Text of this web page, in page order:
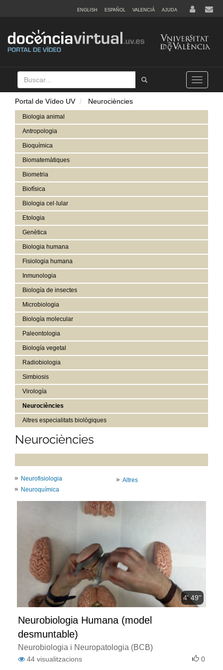
ENGLISH ESPAÑOL VALENCIÀ AJUDA
Buscar
Tramet
Toggle
navigation
Portal de Vídeo UV Neurociències
Biologia animal
Antropologia
Bioquímica
Biomatemàtiques
Biometria
Biofísica
Biologia cel·lular
Etologia
Genètica
Biologia humana
Fisiologia humana
Inmunologia
Biología de insectes
Microbiologia
Biología molecular
Paleontologia
Biología vegetal
Radiobiologia
Simbiosis
Virología
Neurociències
Altres especialitats biològiques
Neurociències
Neurofisiologia
Neuroquímica
Altres
4' 49''
Neurobiologia Humana (model
desmuntable)
Neurobiologia i Neuropatologia (BCB)
44 visualitzacions 0